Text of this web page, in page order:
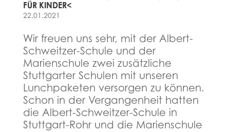
FÜR KINDER<
22.01.2021
Wir freuen uns sehr, mit der Albert-
Schweitzer-Schule und der
Marienschule zwei zusätzliche
Stuttgarter Schulen mit unseren
Lunchpaketen versorgen zu können.
Schon in der Vergangenheit hatten
die Albert-Schweitzer-Schule in
Stuttgart-Rohr und die Marienschule